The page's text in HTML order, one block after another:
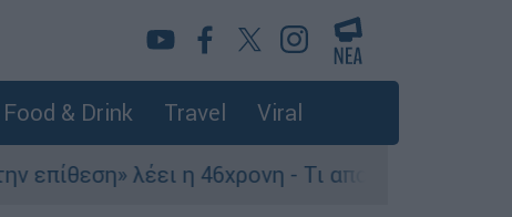
Food & Drink Travel Viral
η 46χρονη - Τι αποκάλυψε στους αστυνομικούς